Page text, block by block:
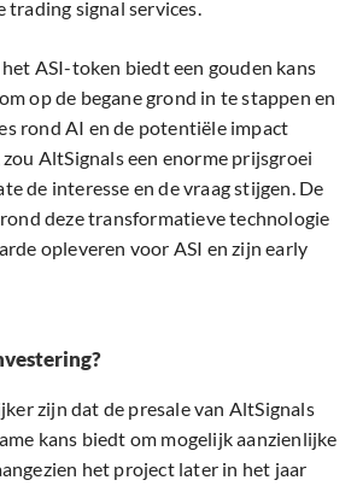
trading signal services.
het ASI-token biedt een gouden kans
op de begane grond in te stappen en
rond AI en de potentiële impact
AltSignals een enorme prijsgroei
de interesse en de vraag stijgen. De
deze transformatieve technologie
opleveren voor ASI en zijn early
zijn dat de presale van AltSignals
kans biedt om mogelijk aanzienlijke
het project later in het jaar